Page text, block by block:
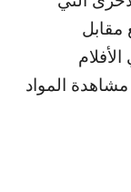
مقابل
مشاهدة المواد